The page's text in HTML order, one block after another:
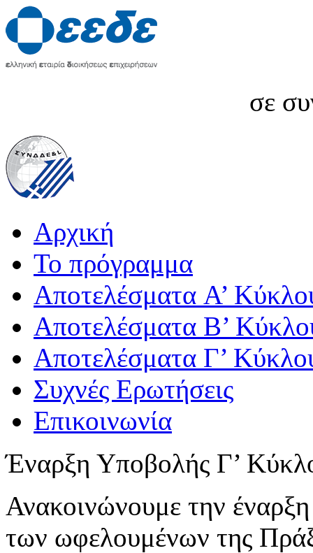
σε
Αρχική
Το πρόγραμμα
Αποτελέσματα A’
Αποτελέσματα Β’
Αποτελέσματα Γ’
Συχνές Ερωτήσεις
Επικοινωνία
Έναρξη Υποβολής Γ’
Ανακοινώνουμε την
των ωφελουμένων της